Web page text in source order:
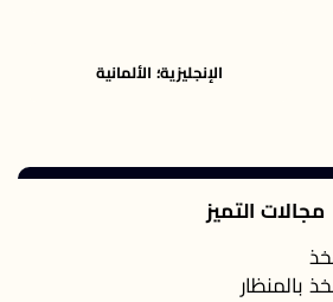
الإنجليزية؛ الألمانية
مجالات التميز
بالمنظار